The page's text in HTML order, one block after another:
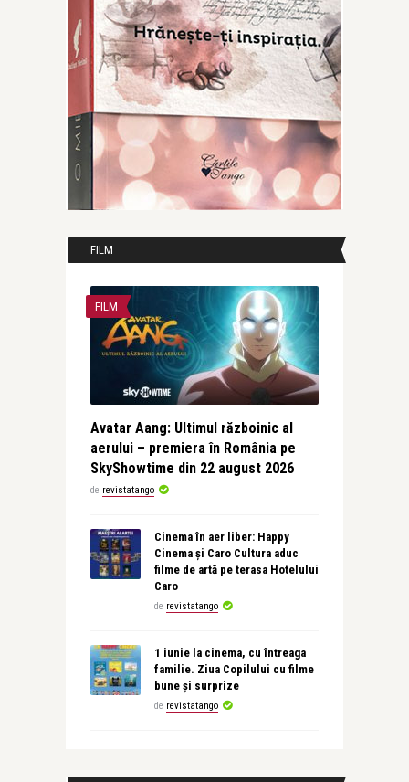
FILM
FILM
Avatar Aang: Ultimul războinic al
aerului – premiera în România pe
SkyShowtime din 22 august 2026
de revistatango
Cinema în aer liber: Happy
Cinema și Caro Cultura aduc
filme de artă pe terasa Hotelului
Caro
de revistatango
1 iunie la cinema, cu întreaga
familie. Ziua Copilului cu filme
bune și surprize
de revistatango